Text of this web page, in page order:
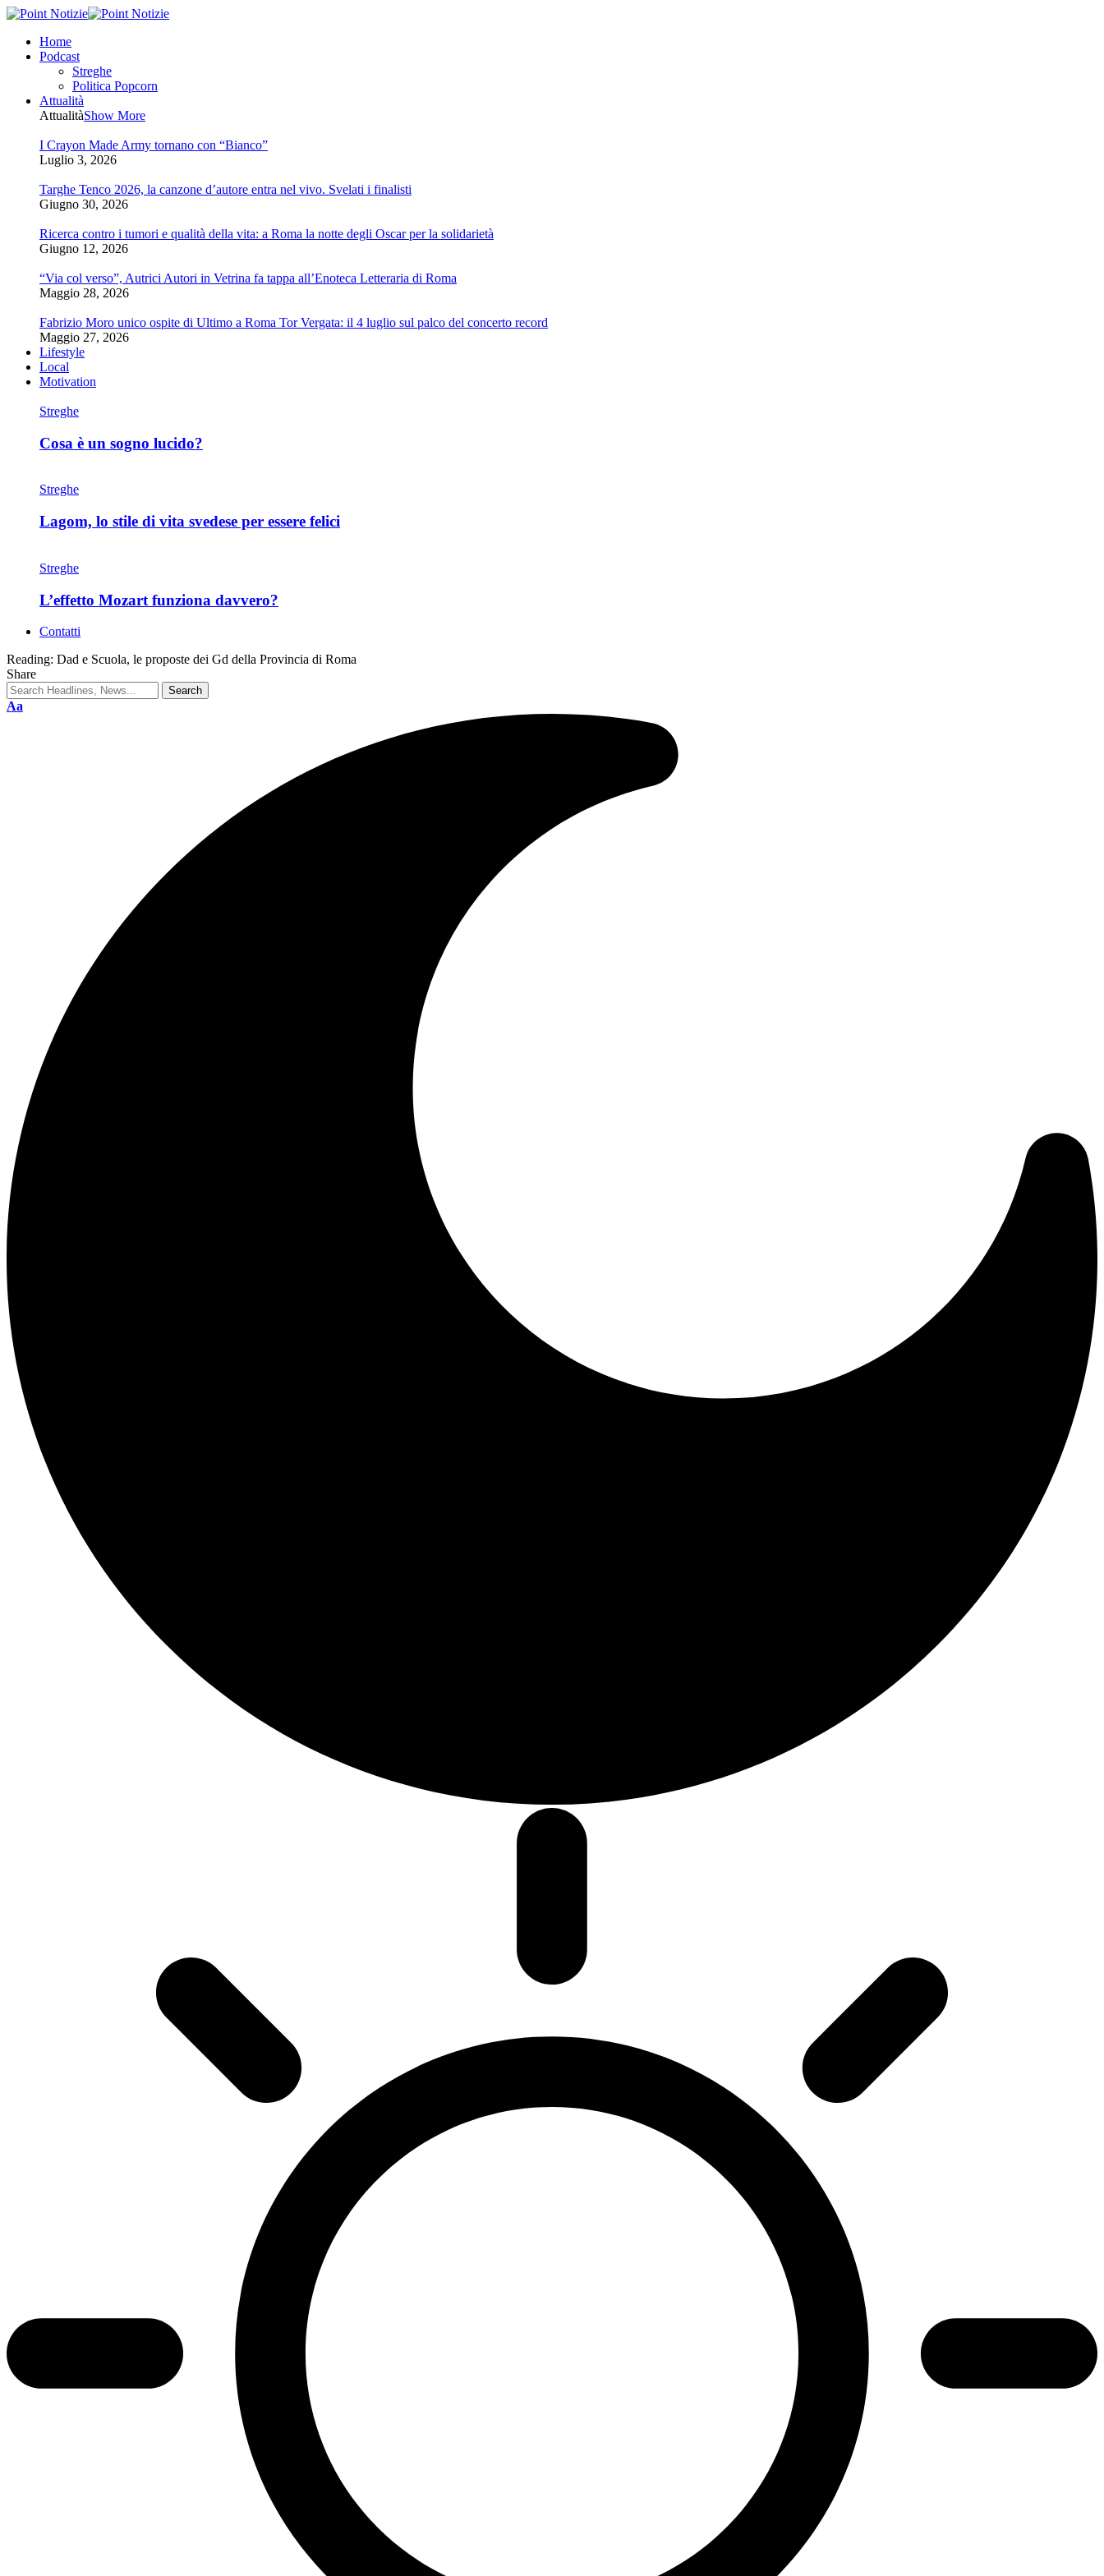
Home
Podcast
Streghe
Politica Popcorn
Attualità
AttualitàShow More
I Crayon Made Army tornano con “Bianco”
Luglio 3, 2026
Targhe Tenco 2026, la canzone d’autore entra nel vivo. Svelati i finalisti
Giugno 30, 2026
Ricerca contro i tumori e qualità della vita: a Roma la notte degli Oscar per la solidarietà
Giugno 12, 2026
“Via col verso”, Autrici Autori in Vetrina fa tappa all’Enoteca Letteraria di Roma
Maggio 28, 2026
Fabrizio Moro unico ospite di Ultimo a Roma Tor Vergata: il 4 luglio sul palco del concerto record
Maggio 27, 2026
Lifestyle
Local
Motivation
Streghe
Cosa è un sogno lucido?
Streghe
Lagom, lo stile di vita svedese per essere felici
Streghe
L’effetto Mozart funziona davvero?
Contatti
Reading: Dad e Scuola, le proposte dei Gd della Provincia di Roma
Share
Aa